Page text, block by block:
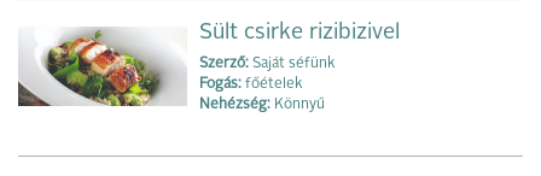
Sült csirke rizibizivel
Szerző: Saját séfünk
Fogás: főételek
Nehézség: Könnyű